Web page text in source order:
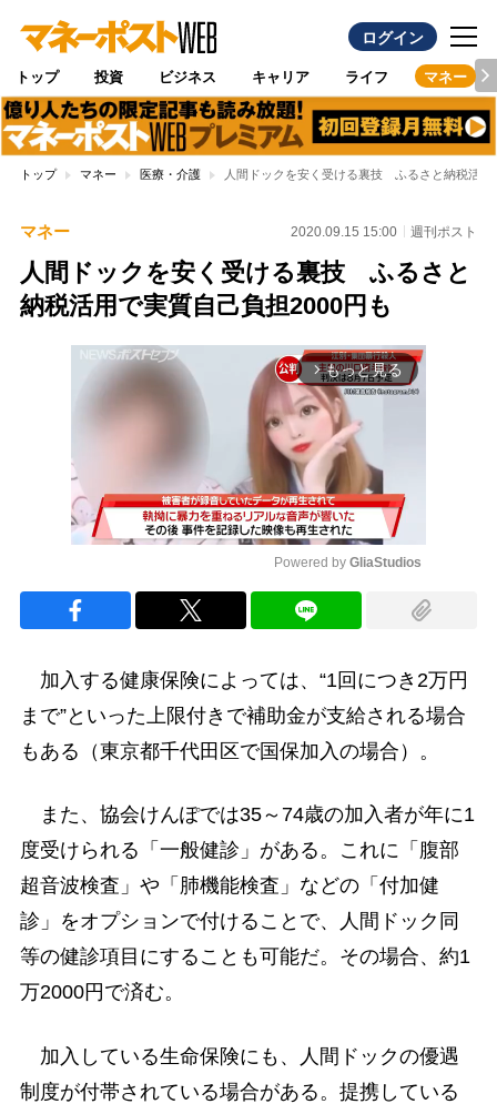
ログイン
トップ 投資 ビジネス キャリア ライフ マネー
トップ マネー 医療・介護 人間ドックを安く受ける裏技 ふるさと納税活用
マネー 2020.09.15 15:00 週刊ポスト
人間ドックを安く受ける裏技 ふるさと
納税活用で実質自己負担2000円も
arrow_forward_ios もっと見る
Powered by GliaStudios
加入する健康保険によっては、“1回につき2万円
まで”といった上限付きで補助金が支給される場合
もある（東京都千代田区で国保加入の場合）。
また、協会けんぽでは35～74歳の加入者が年に1
度受けられる「一般健診」がある。これに「腹部
超音波検査」や「肺機能検査」などの「付加健
診」をオプションで付けることで、人間ドック同
等の健診項目にすることも可能だ。その場合、約1
万2000円で済む。
加入している生命保険にも、人間ドックの優遇
制度が付帯されている場合がある。提携している